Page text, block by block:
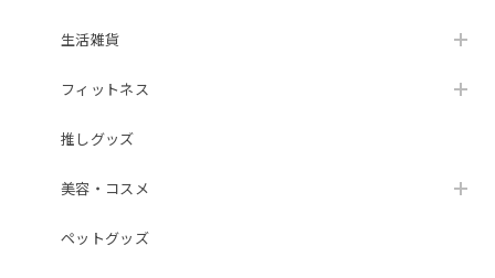
生活雑貨
フィットネス
推しグッズ
美容・コスメ
ペットグッズ